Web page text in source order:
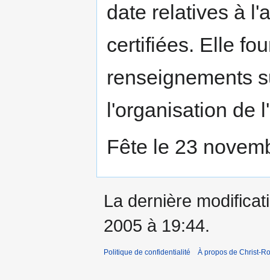
date relatives à
certifiées. Elle
renseignements
l'organisation de
Fête le 23
La dernière
2005 à 19:44.
Politique de confidentialité À propos de Christ-